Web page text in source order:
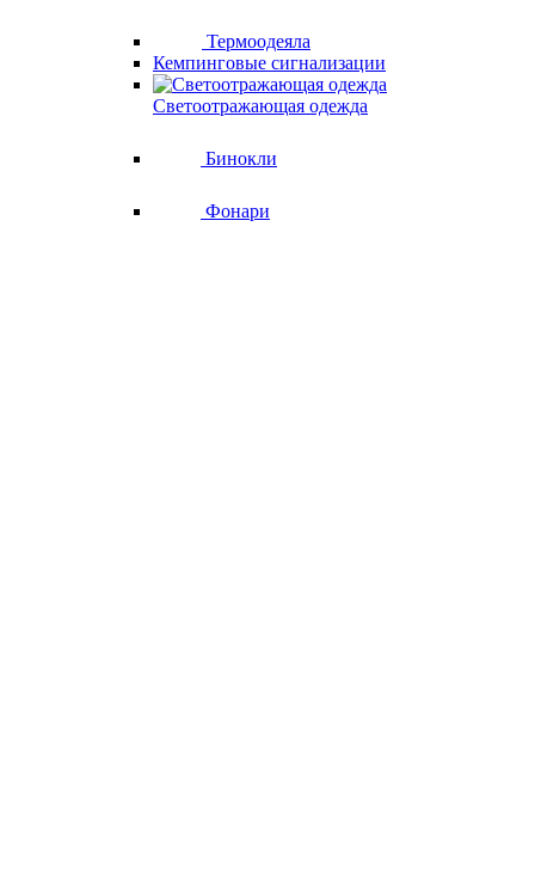
Термоодеяла
Кемпинговые сигнализации
Светоотражающая одежда
Бинокли
Фонари